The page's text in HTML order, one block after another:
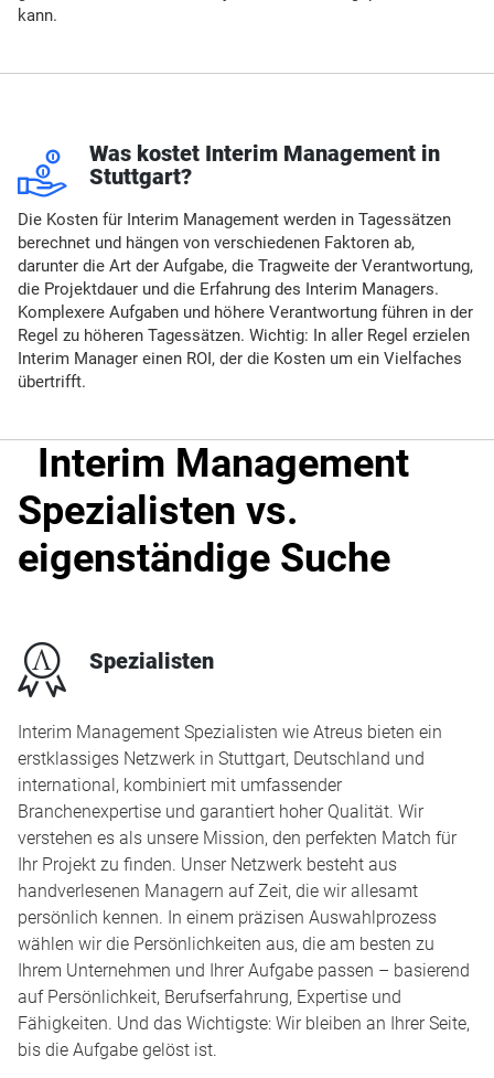
kann.
u
Was kostet Interim Management in
Stuttgart?
Die Kosten für Interim Management werden in Tagessätzen
berechnet und hängen von verschiedenen Faktoren ab,
darunter die Art der Aufgabe, die Tragweite der Verantwortung,
die Projektdauer und die Erfahrung des Interim Managers.
Komplexere Aufgaben und höhere Verantwortung führen in der
Regel zu höheren Tagessätzen. Wichtig: In aller Regel erzielen
Interim Manager einen ROI, der die Kosten um ein Vielfaches
übertrifft.
Interim Management
Spezialisten vs.
eigenständige Suche
x Spezialisten
Interim Management Spezialisten wie Atreus bieten ein
erstklassiges Netzwerk in Stuttgart, Deutschland und
international, kombiniert mit umfassender
Branchenexpertise und garantiert hoher Qualität. Wir
verstehen es als unsere Mission, den perfekten Match für
Ihr Projekt zu finden. Unser Netzwerk besteht aus
handverlesenen Managern auf Zeit, die wir allesamt
persönlich kennen. In einem präzisen Auswahlprozess
wählen wir die Persönlichkeiten aus, die am besten zu
Ihrem Unternehmen und Ihrer Aufgabe passen – basierend
auf Persönlichkeit, Berufserfahrung, Expertise und
Fähigkeiten. Und das Wichtigste: Wir bleiben an Ihrer Seite,
bis die Aufgabe gelöst ist.